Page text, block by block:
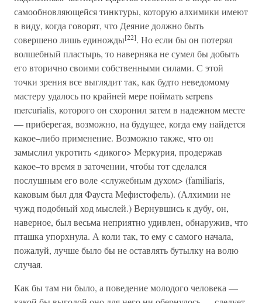
самообновляющейся тинктуры, которую алхимики имеют
в виду, когда говорят, что Деяние должно быть
совершено лишь единожды[22]. Но если бы он потерял
волшебный пластырь, то наверняка не сумел бы добыть
его вторично своими собственными силами. С этой
точки зрения все выглядит так, как будто неведомому
мастеру удалось по крайней мере поймать serpens
mercurialis, которого он схоронил затем в надежном месте
— приберегая, возможно, на будущее, когда ему найдется
какое–либо применение. Возможно также, что он
замыслил укротить <дикого> Меркурия, продержав
какое–то время в заточении, чтобы тот сделался
послушным его воле <служебным духом> (familiaris,
каковым был для Фауста Мефистофель). (Алхимии не
чужд подобный ход мыслей.) Вернувшись к дубу, он,
наверное, был весьма неприятно удивлен, обнаружив, что
пташка упорхнула. А коли так, то ему с самого начала,
пожалуй, лучше было бы не оставлять бутылку на волю
случая.
Как бы там ни было, а поведение молодого человека —